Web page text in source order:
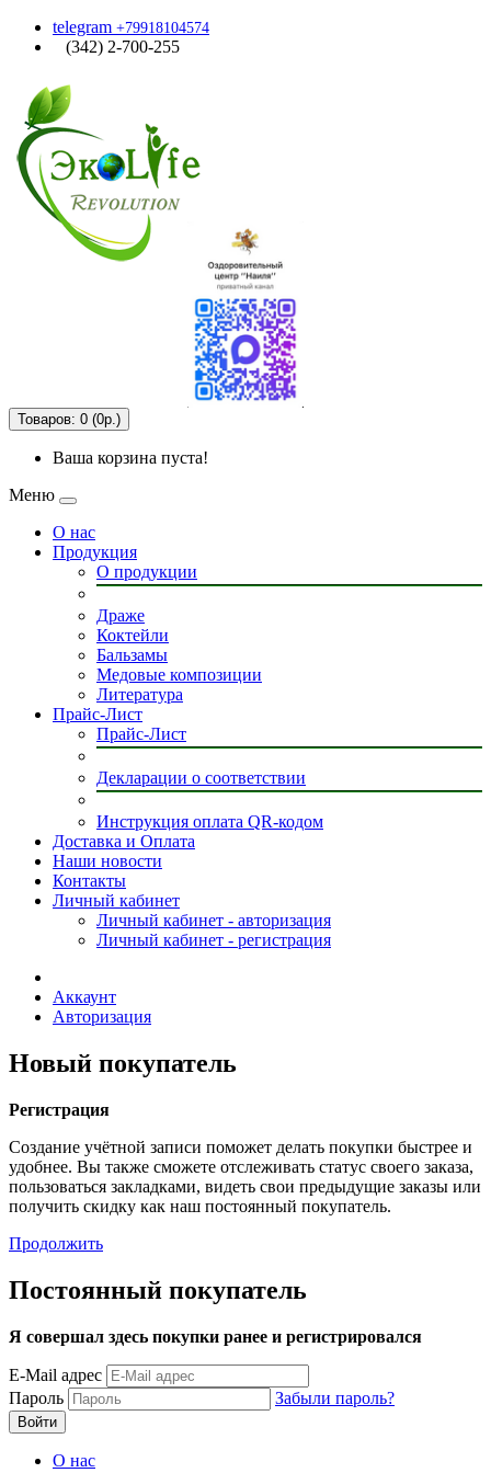
telegram +79918104574
(342) 2-700-255
Товаров: 0 (0р.)
Ваша корзина пуста!
Меню
О нас
Продукция
О продукции
Драже
Коктейли
Бальзамы
Медовые композиции
Литература
Прайс-Лист
Прайс-Лист
Декларации о соответствии
Инструкция оплата QR-кодом
Доставка и Оплата
Наши новости
Контакты
Личный кабинет
Личный кабинет - авторизация
Личный кабинет - регистрация
Аккаунт
Авторизация
Новый покупатель
Регистрация
Создание учётной записи поможет делать покупки быстрее и
удобнее. Вы также сможете отслеживать статус своего заказа,
пользоваться закладками, видеть свои предыдущие заказы или
получить скидку как наш постоянный покупатель.
Продолжить
Постоянный покупатель
Я совершал здесь покупки ранее и регистрировался
E-Mail адрес
Пароль
Забыли пароль?
О нас